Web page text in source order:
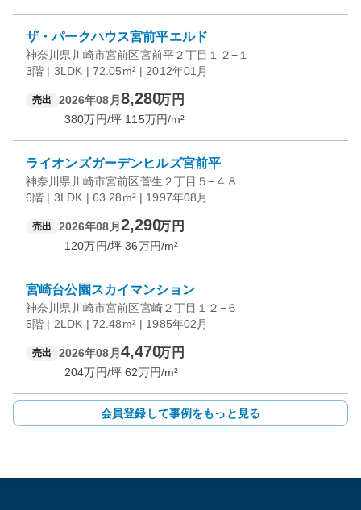
ザ・パークハウス宮前平エルド
神奈川県川崎市宮前区宮前平２丁目１２−１
3階 | 3LDK | 72.05m² | 2012年01月
売出 2026年08月 8,280万円
380万円/坪 115万円/m²
ライオンズガーデンヒルズ宮前平
神奈川県川崎市宮前区菅生２丁目５−４８
6階 | 3LDK | 63.28m² | 1997年08月
売出 2026年08月 2,290万円
120万円/坪 36万円/m²
宮崎台公園スカイマンション
神奈川県川崎市宮前区宮崎２丁目１２−６
5階 | 2LDK | 72.48m² | 1985年02月
売出 2026年08月 4,470万円
204万円/坪 62万円/m²
会員登録して事例をもっと見る